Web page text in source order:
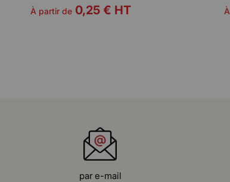
À partir de 0,25 € HT
par e-mail